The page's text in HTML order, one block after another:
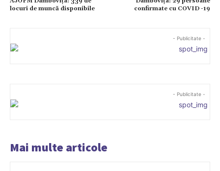
locuri de muncă disponibile
confirmate cu COVID -19
- Publicitate -
- Publicitate -
Mai multe articole